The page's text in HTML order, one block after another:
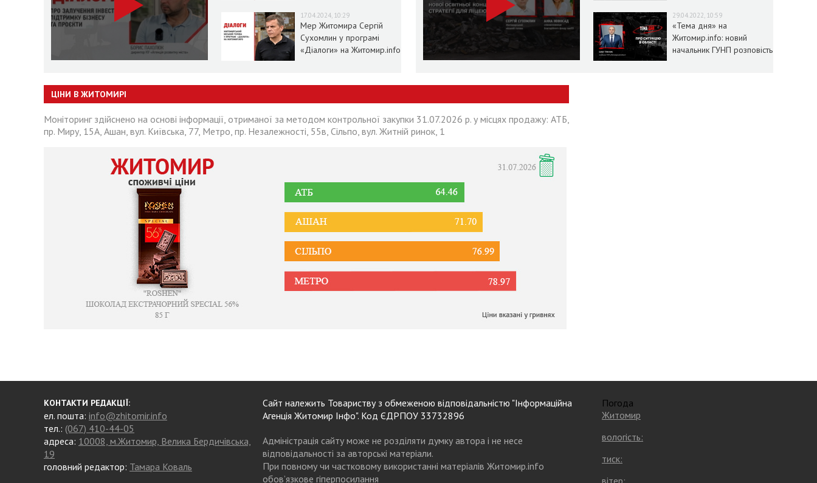
17.04.2024, 10:29
Мер Житомира Сергій
Сухомлин у програмі
«Діалоги» на Житомир.info
29.04.2022, 10:59
«Тема дня» на
Житомир.info: новий
начальник ГУНП розповість
ЦІНИ В ЖИТОМИРІ
Моніторинг здійснено на основі інформації, отриманої за методом контрольної закупки 31.07.2026 р. у місцях продажу: АТБ,
пр. Миру, 15А, Ашан, вул. Київська, 77, Метро, пр. Незалежності, 55в, Сільпо, вул. Житній ринок, 1
КОНТАКТИ РЕДАКЦІЇ:
ел. пошта: info@zhitomir.info
тел.: (067) 410-44-05
адреса: 10008, м.Житомир, Велика Бердичівська,
19
головний редактор: Тамара Коваль
Сайт належить Товариству з обмеженою відповідальністю "Інформаційна
Агенція Житомир Інфо". Код ЄДРПОУ 33732896
Адміністрація сайту може не розділяти думку автора і не несе
відповідальності за авторські матеріали.
При повному чи частковому використанні матеріалів Житомир.info
обов’язкове гіперпосилання
Погода
Житомир
вологість:
тиск:
вітер: